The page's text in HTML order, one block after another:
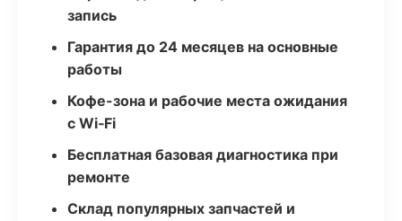
запись
Гарантия до 24 месяцев на основные
работы
Кофе-зона и рабочие места ожидания
с Wi‑Fi
Бесплатная базовая диагностика при
ремонте
Склад популярных запчастей и